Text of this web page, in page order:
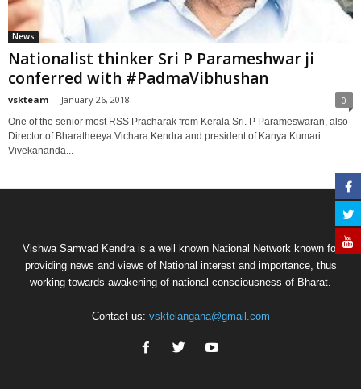
News
Nationalist thinker Sri P Parameshwar ji
conferred with #PadmaVibhushan
vskteam - January 26, 2018 0
One of the senior most RSS Pracharak from Kerala Sri. P Parameswaran, also
Director of Bharatheeya Vichara Kendra and president of Kanya Kumari
Vivekananda...
Vishwa Samvad Kendra is a well known National Network known for
providing news and views of National interest and importance, thus
working towards awakening of national consciousness of Bharat.
Contact us: vsktelangana@gmail.com